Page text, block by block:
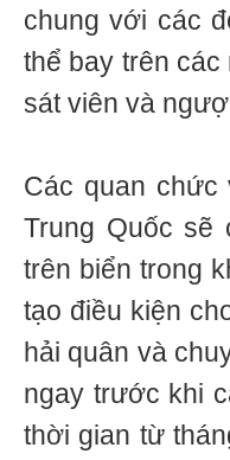
chung với các
thể bay trên
sát viên và
Các quan chức
Trung Quốc sẽ
trên biển trong
tạo điều kiện
hải quân và
ngay trước khi
thời gian từ